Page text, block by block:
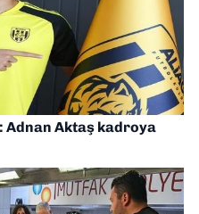
Adnan Aktaş kadroya